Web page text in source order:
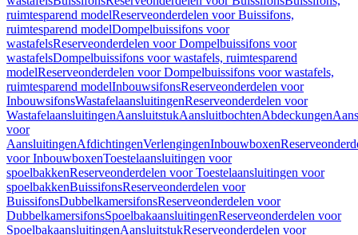
ruimtesparend modelReserveonderdelen voor Buissifons,
ruimtesparend modelDompelbuissifons voor
wastafelsReserveonderdelen voor Dompelbuissifons voor
wastafelsDompelbuissifons voor wastafels, ruimtesparend
modelReserveonderdelen voor Dompelbuissifons voor wastafels,
ruimtesparend modelInbouwsifonsReserveonderdelen voor
InbouwsifonsWastafelaansluitingenReserveonderdelen voor
WastafelaansluitingenAansluitstukAansluitbochtenAbdeckungen
voor
AansluitingenAfdichtingenVerlengingenInbouwboxen
voor InbouwboxenToestelaansluitingen voor
spoelbakkenReserveonderdelen voor Toestelaansluitingen voor
spoelbakkenBuissifonsReserveonderdelen voor
BuissifonsDubbelkamersifonsReserveonderdelen voor
DubbelkamersifonsSpoelbakaansluitingenReserveonderdelen voor
SpoelbakaansluitingenAansluitstukReserveonderdelen voor